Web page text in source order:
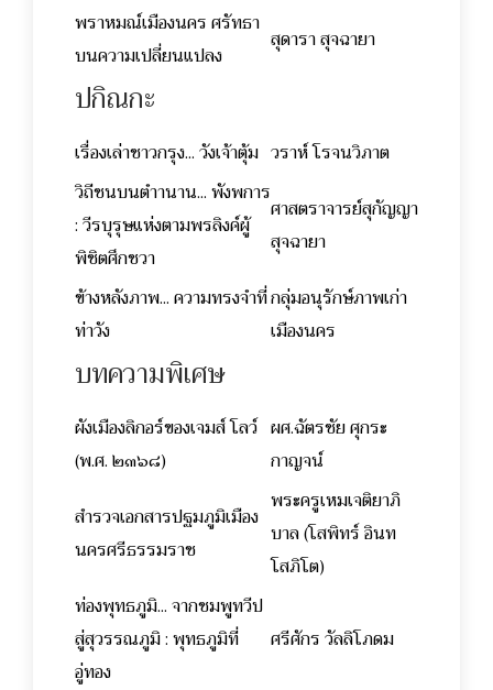
พราหมณ์เมืองนคร ศรัทธา
บนความเปลี่ยนแปลง
สุดารา สุจฉายา
ปกิณกะ
เรื่องเล่าชาวกรุง... วังเจ้าตุ้ม วราห์ โรจนวิภาต
วิถีชนบนตำานาน... พังพการ
: วีรบุรุษแห่งตามพรลิงค์ผู้
พิชิตศึกชวา
ศาสตราจารย์สุกัญญา
สุจฉายา
ข้างหลังภาพ... ความทรงจำที่
ท่าวัง
กลุ่มอนุรักษ์ภาพเก่า
เมืองนคร
บทความพิเศษ
ผังเมืองลิกอร์ของเจมส์ โลว์
(พ.ศ. ๒๓๖๘)
ผศ.ฉัตรชัย ศุกระ
กาญจน์
สำรวจเอกสารปฐมภูมิเมือง
นครศรีธรรมราช
พระครูเหมเจติยาภิ
บาล (โสพิทร์ อินท
โสภิโต)
ท่องพุทธภูมิ... จากชมพูทวีป
สู่สุวรรณภูมิ : พุทธภูมิที่
อู่ทอง
ศรีศักร วัลลิโภดม